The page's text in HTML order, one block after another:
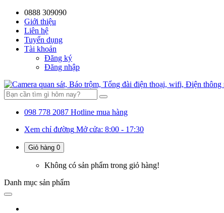
0888 309090
Giới thiệu
Liên hệ
Tuyển dụng
Tài khoản
Đăng ký
Đăng nhập
098 778 2087 Hotline mua hàng
Xem chỉ đường Mở cửa: 8:00 - 17:30
Giỏ hàng 0
Không có sản phẩm trong giỏ hàng!
Danh mục sản phẩm